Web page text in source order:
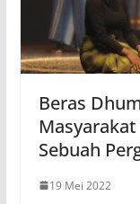
Beras
Sebuah
19 Mei 2022